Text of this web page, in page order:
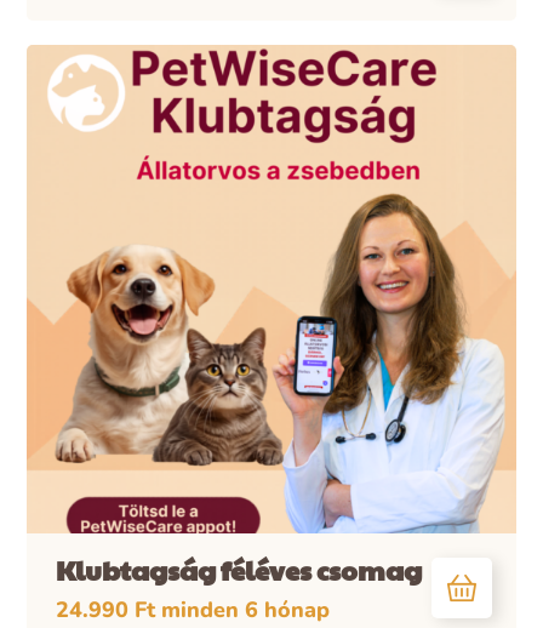
Klubtagság féléves csomag
24.990 Ft minden 6 hónap